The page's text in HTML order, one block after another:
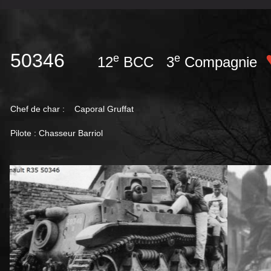
50346 12e BCC 3e Compagnie
Chef de char : Caporal Gruffat
Pilote : Chasseur Barriol